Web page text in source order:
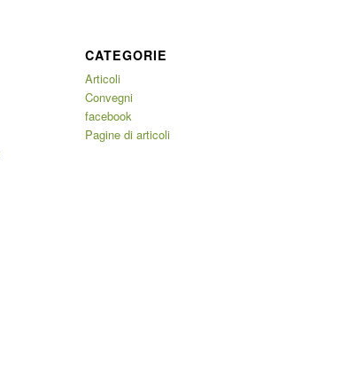
CATEGORIE
Articoli
Convegni
facebook
Pagine di articoli